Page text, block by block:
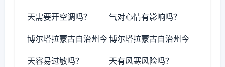
天需要开空调吗？ 气对心情有影响吗？
博尔塔拉蒙古自治州今
天容易过敏吗？
博尔塔拉蒙古自治州今
天有风寒风险吗？